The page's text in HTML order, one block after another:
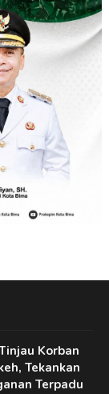
Korban
Tekankan
Terpadu